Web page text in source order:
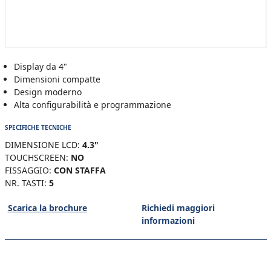
Display da 4"
Dimensioni compatte
Design moderno
Alta configurabilità e programmazione
SPECIFICHE TECNICHE
DIMENSIONE LCD: 4.3"
TOUCHSCREEN: NO
FISSAGGIO: CON STAFFA
NR. TASTI: 5
Scarica la brochure
Richiedi maggiori
informazioni